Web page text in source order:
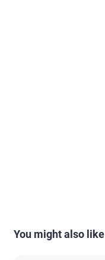
You might also like